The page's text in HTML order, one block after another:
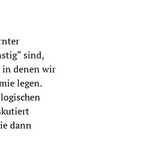
sind,
in denen wir
legen.
dann